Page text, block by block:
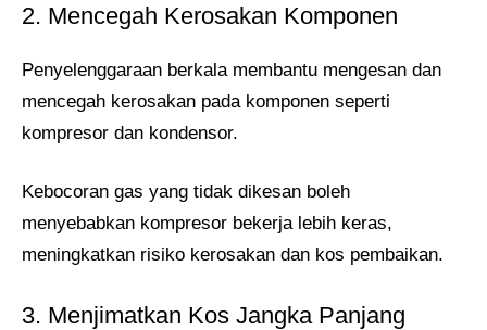
2. Mencegah Kerosakan Komponen
Penyelenggaraan berkala membantu mengesan dan
mencegah kerosakan pada komponen seperti
kompresor dan kondensor.
Kebocoran gas yang tidak dikesan boleh
menyebabkan kompresor bekerja lebih keras,
meningkatkan risiko kerosakan dan kos pembaikan.
3. Menjimatkan Kos Jangka Panjang